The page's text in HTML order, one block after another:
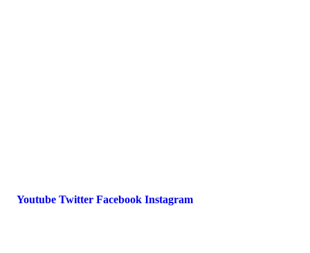
Youtube Twitter Facebook Instagram